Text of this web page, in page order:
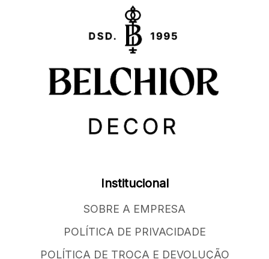
Institucional
SOBRE A EMPRESA
POLÍTICA DE PRIVACIDADE
POLÍTICA DE TROCA E DEVOLUÇÃO